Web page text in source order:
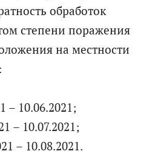
обработок
степени поражения
на местности
– 10.06.2021;
– 10.07.2021;
– 10.08.2021.